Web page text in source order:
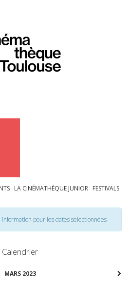
LA CINÉMATHÈQUE JUNIOR FESTIVALS
pour les dates selectionnées
Calendrier
MARS 2023